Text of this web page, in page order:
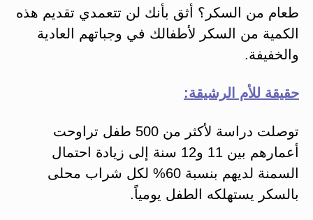
طعام من السكر؟ أثق بأنك لن تتعمدي تقديم هذه
الكمية من السكر لأطفالك في وجباتهم العادية
والخفيفة.
حقيقة للأم الرشيقة:
توصلت دراسة لأكثر من 500 طفل تراوحت
أعمارهم بين 11 و12 سنة إلى زيادة احتمال
السمنة لديهم بنسبة 60% لكل شراب محلى
بالسكر يستهلكه الطفل يومياً.